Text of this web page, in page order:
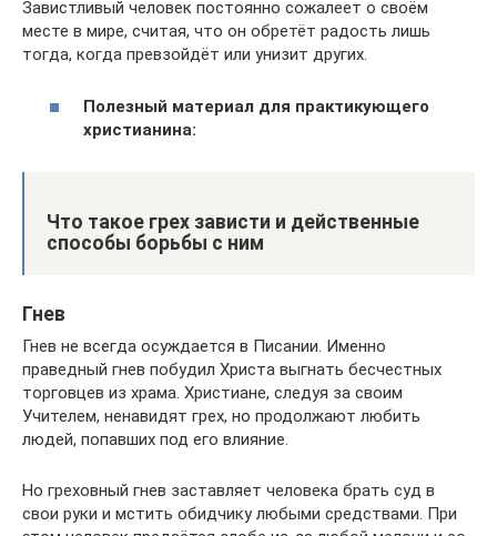
Завистливый человек постоянно сожалеет о своём
месте в мире, считая, что он обретёт радость лишь
тогда, когда превзойдёт или унизит других.
Полезный материал для практикующего
христианина:
Что такое грех зависти и действенные
способы борьбы с ним
Гнев
Гнев не всегда осуждается в Писании. Именно
праведный гнев побудил Христа выгнать бесчестных
торговцев из храма. Христиане, следуя за своим
Учителем, ненавидят грех, но продолжают любить
людей, попавших под его влияние.
Но греховный гнев заставляет человека брать суд в
свои руки и мстить обидчику любыми средствами. При